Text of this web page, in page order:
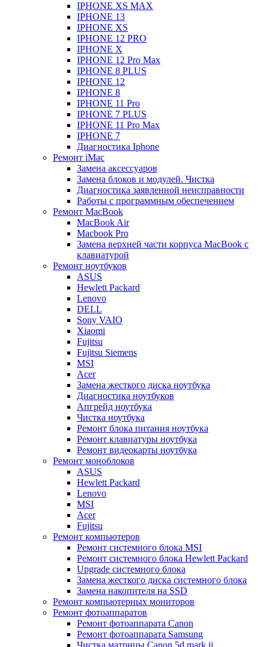
IPHONE XS MAX
IPHONE 13
IPHONE XS
IPHONE 12 PRO
IPHONE X
IPHONE 12 Pro Max
IPHONE 8 PLUS
IPHONE 12
IPHONE 8
IPHONE 11 Pro
IPHONE 7 PLUS
IPHONE 11 Pro Max
IPHONE 7
Диагностика Iphone
Ремонт iMac
Замена аксессуаров
Замена блоков и модулей. Чистка
Диагностика заявленной неисправности
Работы с программным обеспечением
Ремонт MacBook
MacBook Air
Macbook Pro
Замена верхней части корпуса MacBook с
клавиатурой
Ремонт ноутбуков
ASUS
Hewlett Packard
Lenovo
DELL
Sony VAIO
Xiaomi
Fujitsu
Fujitsu Siemens
MSI
Acer
Замена жесткого диска ноутбука
Диагностика ноутбуков
Апгрейд ноутбука
Чистка ноутбука
Ремонт блока питания ноутбука
Ремонт клавиатуры ноутбука
Ремонт видеокарты ноутбука
Ремонт моноблоков
ASUS
Hewlett Packard
Lenovo
MSI
Acer
Fujitsu
Ремонт компьютеров
Ремонт системного блока MSI
Ремонт системного блока Hewlett Packard
Upgrade системного блока
Замена жесткого диска системного блока
Замена накопителя на SSD
Ремонт компьютерных мониторов
Ремонт фотоаппаратов
Ремонт фотоаппарата Canon
Ремонт фотоаппарата Samsung
Чистка матрицы Canon 5d mark ii